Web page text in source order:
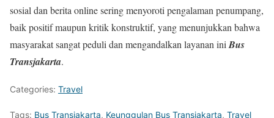
sosial dan berita online sering menyoroti pengalaman penumpang,
baik positif maupun kritik konstruktif, yang menunjukkan bahwa
masyarakat sangat peduli dan mengandalkan layanan ini Bus
Transjakarta.
Categories: Travel
Tags: Bus Transjakarta, Keunggulan Bus Transjakarta, Travel